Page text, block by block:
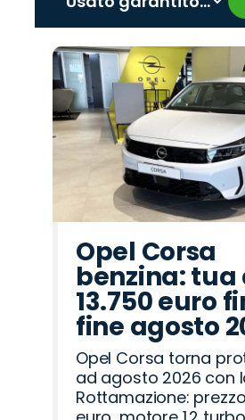
Promo
Citroën
Promo
Mazda
Promo
Fiat
Promo
Cupra
Promo
Lancia
Promo
Opel
Promo
Peugeot
Promo
Omoda
Promo
Jeep
Promo
Abarth
Promo
Land
Rover
Promo
Alfa
Romeo
Promo
Jaecoo
Promo
Hyundai
Promo
Seat
‹
Opel Corsa
benzina: tua
13.750 euro
fine agosto
Opel Corsa torna
ad agosto 2026 con
Rottamazione: